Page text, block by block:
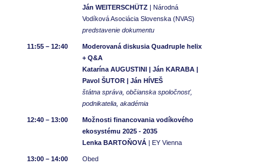
Ján WEITERSCHÜTZ | Národná
Vodíková Asociácia Slovenska (NVAS)
predstavenie dokumentu
11:55 – 12:40
Moderovaná diskusia Quadruple helix
+ Q&A
Katarína AUGUSTINI | Ján KARABA |
Pavol ŠUTOR | Ján HÍVEŠ
štátna správa, občianska spoločnosť,
podnikatelia, akadémia
12:40 – 13:00
Možnosti financovania vodíkového
ekosystému 2025 - 2035
Lenka BARTOŇOVÁ | EY Vienna
13:00 – 14:00 Obed